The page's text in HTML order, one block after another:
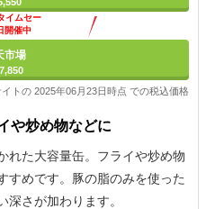
イムセー
開催中
市場
トの 2025年06月23日時点 での税込価格
や炒め物などに
れた大容量缶。フライや炒め物
すめです。豚の脂のみを使った
さが加わります。